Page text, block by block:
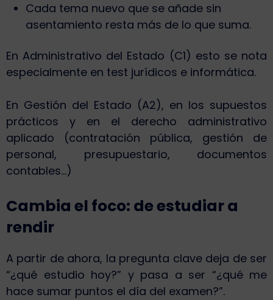
Cada tema nuevo que se añade sin
asentamiento resta más de lo que suma.
En Administrativo del Estado (C1) esto se nota
especialmente en test jurídicos e informática.
En Gestión del Estado (A2), en los supuestos
prácticos y en el derecho administrativo
aplicado (contratación pública, gestión de
personal, presupuestario, documentos
contables…)
Cambia el foco: de estudiar a
rendir
A partir de ahora, la pregunta clave deja de ser
“¿qué estudio hoy?” y pasa a ser “¿qué me
hace sumar puntos el día del examen?”.